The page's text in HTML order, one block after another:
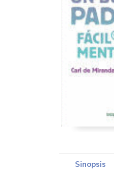
Sinopsis